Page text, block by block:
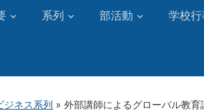
系列 部活動 学校
ジネス系列 » 外部講師によるグローバル教